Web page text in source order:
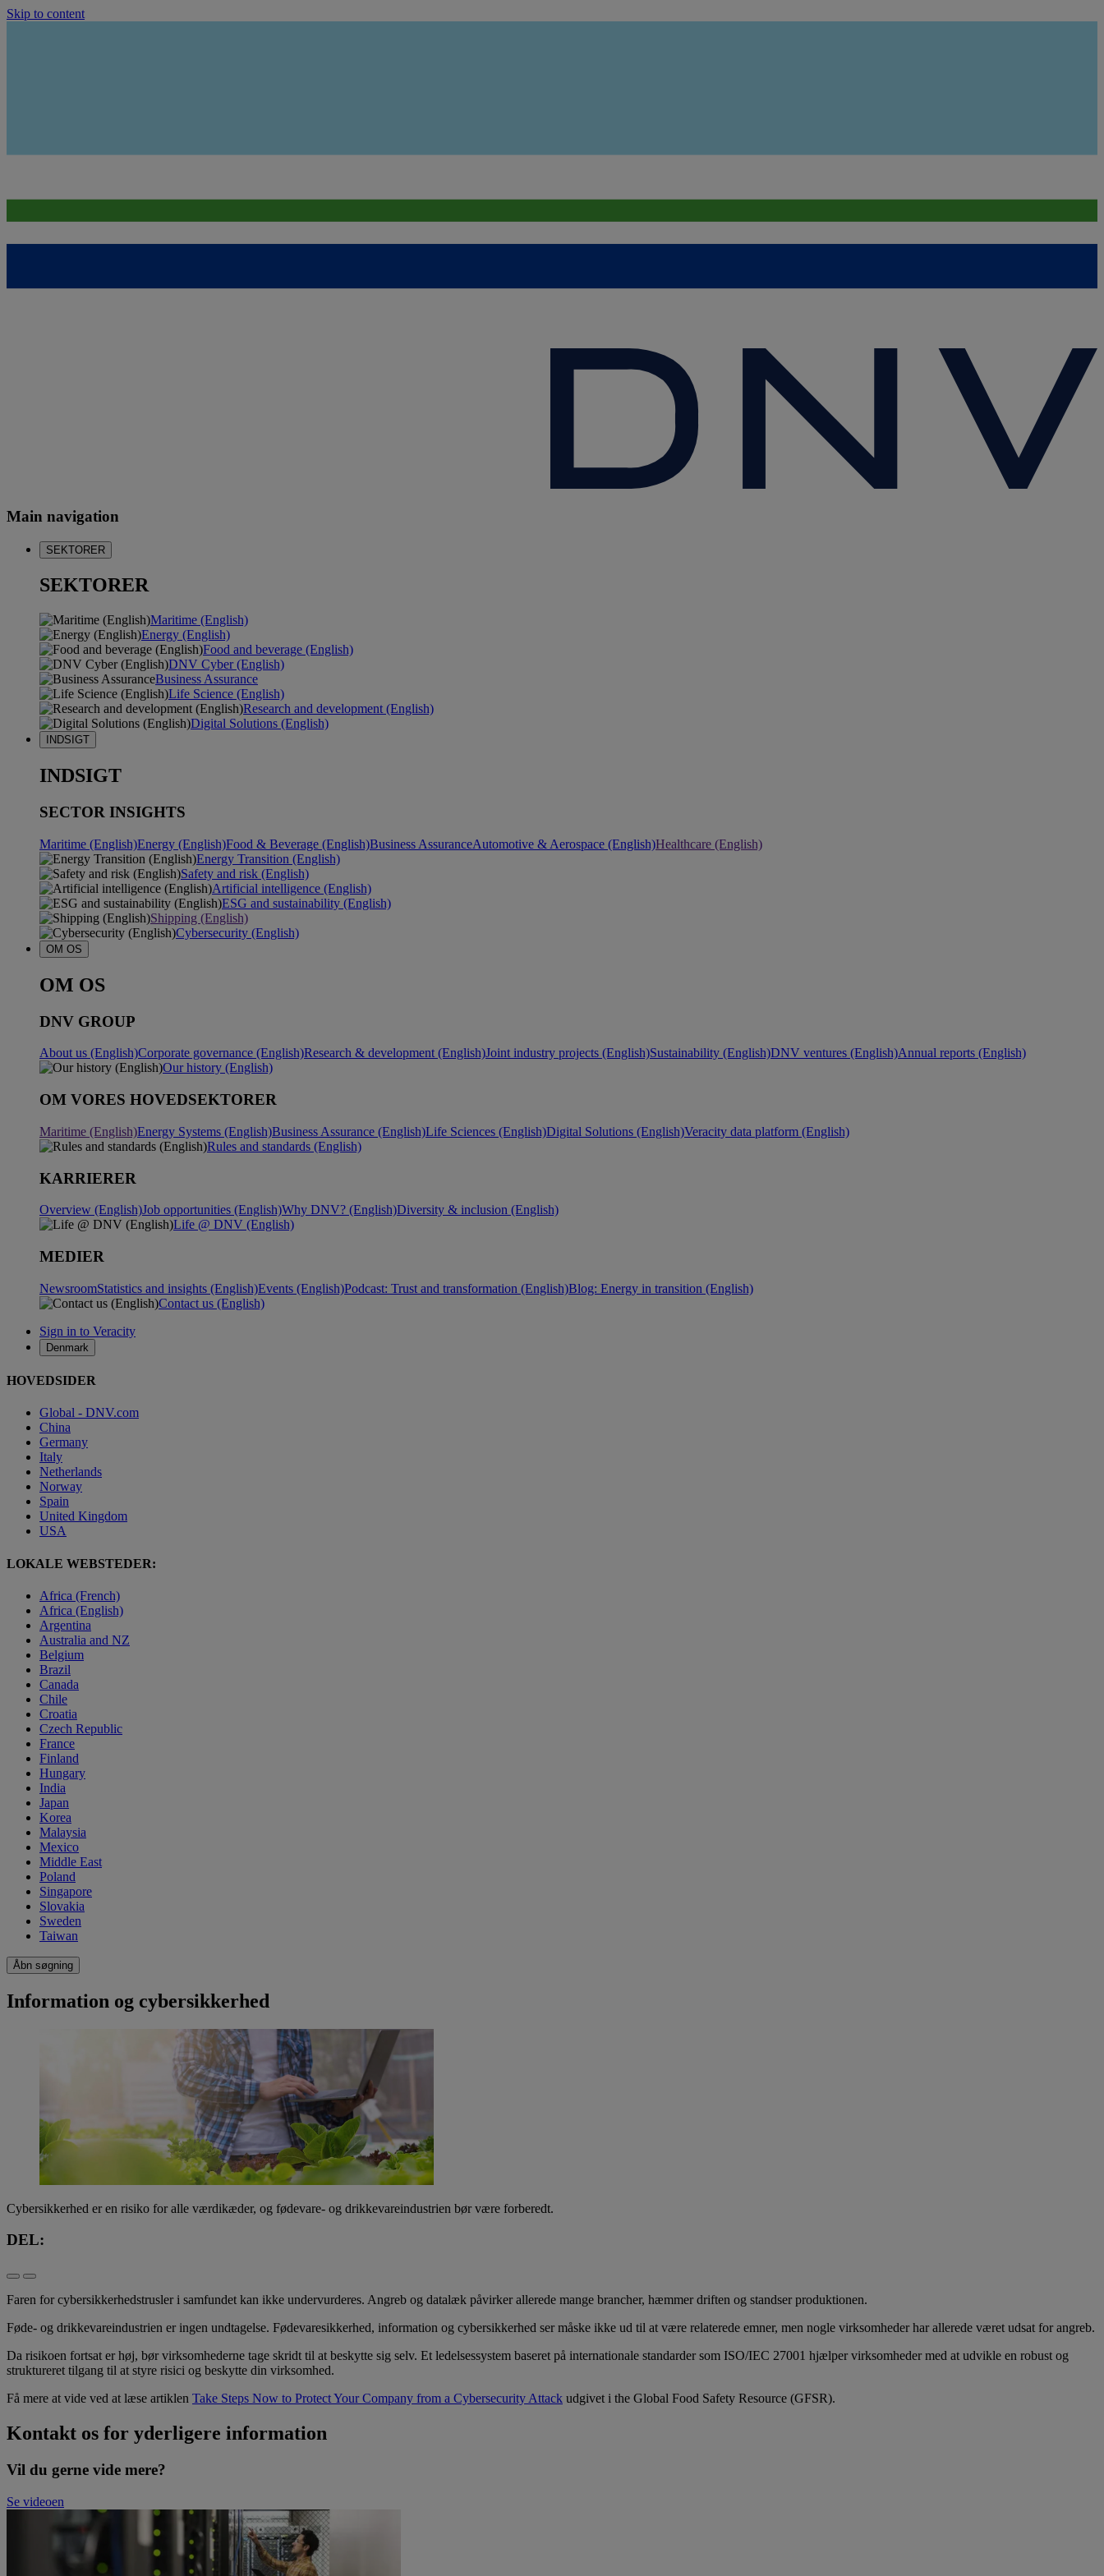
Skip to content
Main navigation
SEKTORER
SEKTORER
Maritime (English)
Energy (English)
Food and beverage (English)
DNV Cyber (English)
Business Assurance
Life Science (English)
Research and development (English)
Digital Solutions (English)
INDSIGT
INDSIGT
SECTOR INSIGHTS
Maritime (English)Energy (English)Food & Beverage (English)Business AssuranceAutomotive & Aerospace (English)Healthcare (English)
Energy Transition (English)
Safety and risk (English)
Artificial intelligence (English)
ESG and sustainability (English)
Shipping (English)
Cybersecurity (English)
OM OS
OM OS
DNV GROUP
About us (English)Corporate governance (English)Research & development (English)Joint industry projects (English)Sustainability (English)DNV ventures (English)Annual reports (English)
Our history (English)
OM VORES HOVEDSEKTORER
Maritime (English)Energy Systems (English)Business Assurance (English)Life Sciences (English)Digital Solutions (English)Veracity data platform (English)
Rules and standards (English)
KARRIERER
Overview (English)Job opportunities (English)Why DNV? (English)Diversity & inclusion (English)
Life @ DNV (English)
MEDIER
NewsroomStatistics and insights (English)Events (English)Podcast: Trust and transformation (English)Blog: Energy in transition (English)
Contact us (English)
Sign in to Veracity
Denmark
HOVEDSIDER
Global - DNV.com
China
Germany
Italy
Netherlands
Norway
Spain
United Kingdom
USA
LOKALE WEBSTEDER:
Africa (French)
Africa (English)
Argentina
Australia and NZ
Belgium
Brazil
Canada
Chile
Croatia
Czech Republic
France
Finland
Hungary
India
Japan
Korea
Malaysia
Mexico
Middle East
Poland
Singapore
Slovakia
Sweden
Taiwan
Åbn søgning
Information og cybersikkerhed
Cybersikkerhed er en risiko for alle værdikæder, og fødevare- og drikkevareindustrien bør være forberedt.
DEL:
Faren for cybersikkerhedstrusler i samfundet kan ikke undervurderes. Angreb og datalæk påvirker allerede mange brancher, hæmmer driften og standser produktionen.
Føde- og drikkevareindustrien er ingen undtagelse. Fødevaresikkerhed, information og cybersikkerhed ser måske ikke ud til at være relaterede emner, men nogle virksomheder har allerede været udsat for angreb.
Da risikoen fortsat er høj, bør virksomhederne tage skridt til at beskytte sig selv. Et ledelsessystem baseret på internationale standarder som ISO/IEC 27001 hjælper virksomheder med at udvikle en robust og
struktureret tilgang til at styre risici og beskytte din virksomhed.
Få mere at vide ved at læse artiklen Take Steps Now to Protect Your Company from a Cybersecurity Attack udgivet i the Global Food Safety Resource (GFSR).
Kontakt os for yderligere information
Vil du gerne vide mere?
Se videoen